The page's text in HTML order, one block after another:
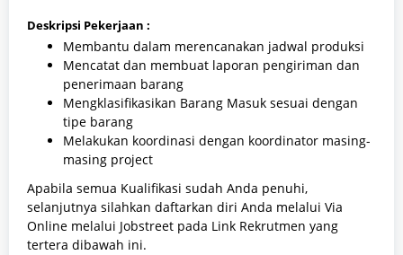
Deskripsi Pekerjaan :
Membantu dalam merencanakan jadwal produksi
Mencatat dan membuat laporan pengiriman dan
penerimaan barang
Mengklasifikasikan Barang Masuk sesuai dengan
tipe barang
Melakukan koordinasi dengan koordinator masing-
masing project
Apabila semua Kualifikasi sudah Anda penuhi,
selanjutnya silahkan daftarkan diri Anda melalui Via
Online melalui Jobstreet pada Link Rekrutmen yang
tertera dibawah ini.